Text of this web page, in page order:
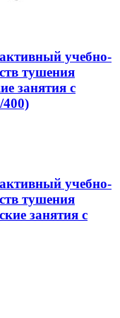
учебно-
тушения
занятия с
учебно-
тушения
занятия с